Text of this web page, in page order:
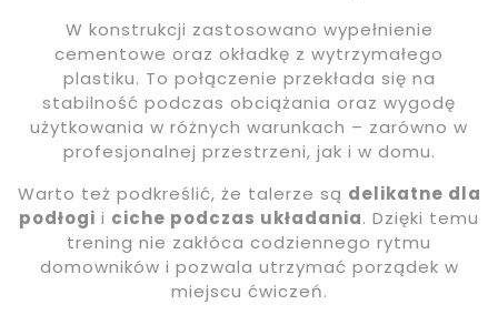
W konstrukcji zastosowano wypełnienie
cementowe oraz okładkę z wytrzymałego
plastiku. To połączenie przekłada się na
stabilność podczas obciążania oraz wygodę
użytkowania w różnych warunkach – zarówno w
profesjonalnej przestrzeni, jak i w domu.
Warto też podkreślić, że talerze są delikatne dla
podłogi i ciche podczas układania. Dzięki temu
trening nie zakłóca codziennego rytmu
domowników i pozwala utrzymać porządek w
miejscu ćwiczeń.